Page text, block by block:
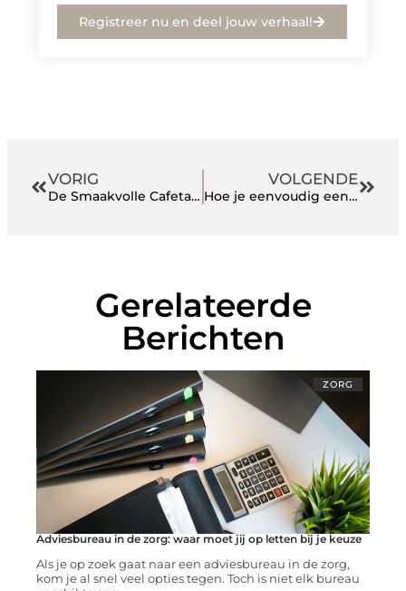
Registreer nu en deel jouw verhaal!
VORIG
De Smaakvolle Cafetaria in PurmerendOnt dekken
VOLGENDE
Hoe je eenvoudig een internationaal rijbewijs regelt
Gerelateerde
Berichten
ZORG
Adviesbureau in de zorg: waar moet jij op letten bij je keuze
Als je op zoek gaat naar een adviesbureau in de zorg,
kom je al snel veel opties tegen. Toch is niet elk bureau